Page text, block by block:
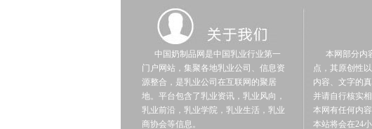
中国奶制品网是中国乳业行业第一
门户网站，集聚各地乳业公司、信息资
源整合，是乳业公司在互联网的聚居
地。平台包含了乳业资讯，乳业风向，
乳业前沿，乳业学院，乳业生活，乳业
商协会等信息。
本网部分内
点，其原创性
内容、文字的
并请自行核实
本网有任何内
本站将会在24